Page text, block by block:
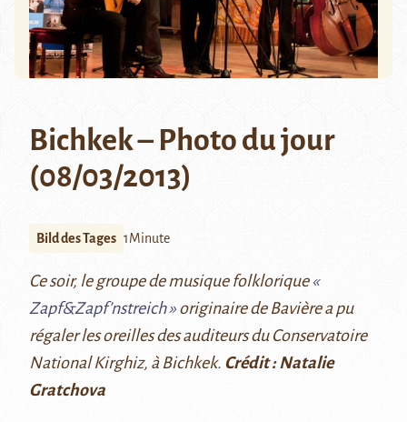
Bichkek – Photo du jour
(08/03/2013)
Bild des Tages 1Minute
Ce soir, le groupe de musique folklorique «
Zapf&Zapf’nstreich » originaire de Bavière a pu
régaler les oreilles des auditeurs du Conservatoire
National Kirghiz, à Bichkek. Crédit : Natalie
Gratchova